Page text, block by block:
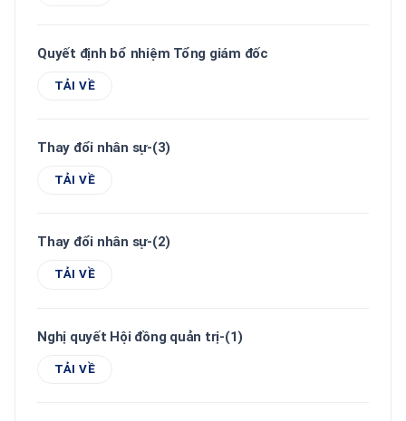
Quyết định bổ nhiệm Tổng giám đốc
TẢI VỀ
Thay đổi nhân sự-(3)
TẢI VỀ
Thay đổi nhân sự-(2)
TẢI VỀ
Nghị quyết Hội đồng quản trị-(1)
TẢI VỀ